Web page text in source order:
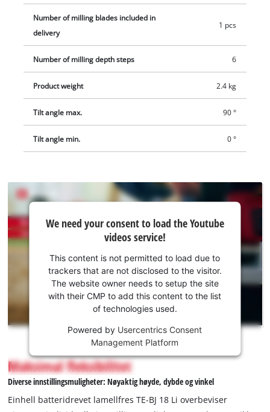
Number of milling blades included in
delivery
1 pcs
Number of milling depth steps 6
Product weight 2.4 kg
Tilt angle max. 90 °
Tilt angle min. 0 °
We
need
your
to load
Youtube
This
is
not
permitted
to
We need your consent to load the Youtube
videos service!
This content is not permitted to load due to
trackers that are not disclosed to the visitor.
The website owner needs to setup the site
with their CMP to add this content to the list
of technologies used.
Powered by Usercentrics Consent
Management Platform
Maksimal fleksibilitet
Diverse innstillingsmuligheter: Nøyaktig høyde, dybde og vinkel
Einhell batteridrevet lamellfres TE-BJ 18 Li overbeviser